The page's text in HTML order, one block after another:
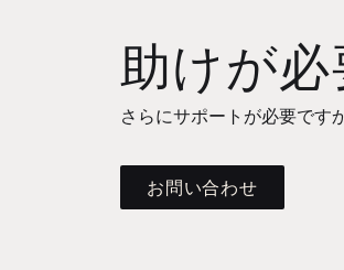
助けが
さらにサポートが必要です
お問い合わせ